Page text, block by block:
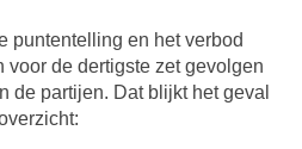
puntentelling en het verbod
voor de dertigste zet gevolgen
de partijen. Dat blijkt het geval